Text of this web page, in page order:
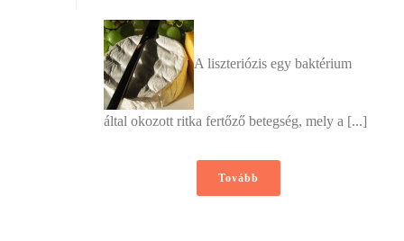
A liszteriózis egy baktérium
által okozott ritka fertőző betegség, mely a [...]
Tovább